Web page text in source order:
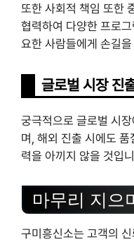
또한 사회적 책임 또한
협력하여 다양한 프로
요한 사람들에게 손길
글로벌 시장 진
궁극적으로 글로벌 시
며, 해외 진출 시에도
력을 아끼지 않을 것입
마무리 지으
구미흥신소는 고객의